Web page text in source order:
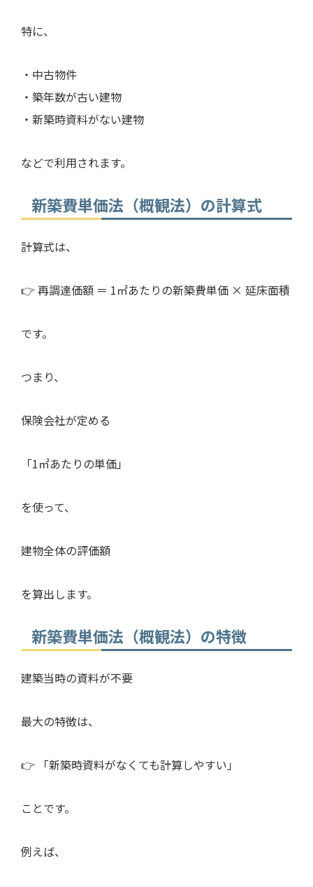
特に、
・中古物件
・築年数が古い建物
・新築時資料がない建物
などで利用されます。
新築費単価法（概観法）の計算式
計算式は、
👉 再調達価額 ＝ 1㎡あたりの新築費単価 × 延床面積
です。
つまり、
保険会社が定める
「1㎡あたりの単価」
を使って、
建物全体の評価額
を算出します。
新築費単価法（概観法）の特徴
建築当時の資料が不要
最大の特徴は、
👉 「新築時資料がなくても計算しやすい」
ことです。
例えば、